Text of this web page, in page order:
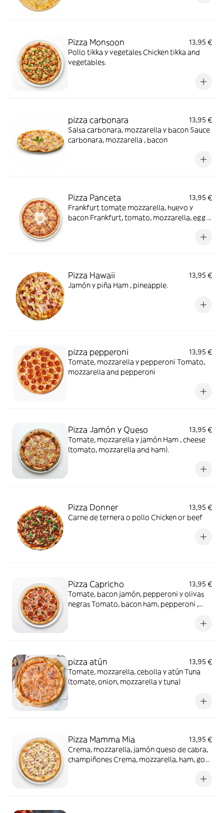
Pizza Monsoon
13,95 €
Pollo tikka y vegetales Chicken tikka and
vegetables.
pizza carbonara
13,95 €
Salsa carbonara, mozzarella y bacon Sauce
carbonara, mozzarella , bacon
Pizza Panceta
13,95 €
Frankfurt tomate mozzarella, huevo y
bacon Frankfurt, tomato, mozzarella, egg y
Pizza Hawaii
13,95 €
Jamón y piña Ham , pineapple.
pizza pepperoni
13,95 €
Tomate, mozzarella y pepperoni Tomato,
mozzarella and pepperoni
Pizza Jamón y Queso
13,95 €
Tomate, mozzarella y jamón Ham , cheese
(tomato, mozzarella and ham).
Pizza Donner
13,95 €
Carne de ternera o pollo Chicken or beef
Pizza Capricho
13,95 €
Tomate, bacon jamón, pepperoni y olivas
negras Tomato, bacon ham, pepperoni ,
pizza atún
13,95 €
Tomate, mozzarella, cebolla y atún Tuna
(tomate, onion, mozzarella y tuna)
Pizza Mamma Mia
13,95 €
Crema, mozzarella, jamón queso de cabra,
champiñones Crema, mozzarella, ham, goat